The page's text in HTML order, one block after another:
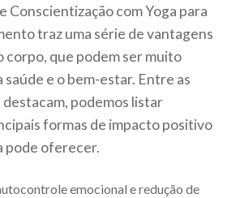
Conscientização com Yoga para
traz uma série de vantagens
corpo, que podem ser muito
saúde e o bem-estar. Entre as
podemos listar
formas de impacto positivo
pode oferecer.
emocional e redução de